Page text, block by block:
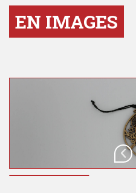
EN IMAGES